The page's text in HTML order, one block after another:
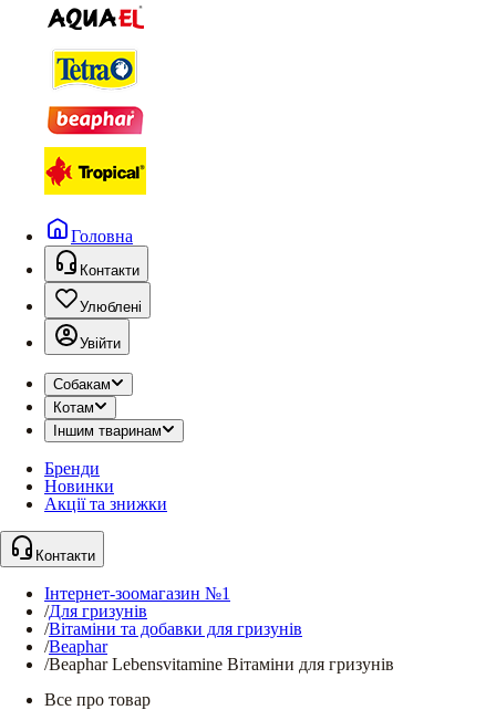
Головна
Контакти
Улюблені
Увійти
Собакам
Котам
Іншим тваринам
Бренди
Новинки
Акції та знижки
Контакти
Інтернет-зоомагазин №1
/Для гризунів
/Вітаміни та добавки для гризунів
/Beaphar
/Beaphar Lebensvitamine Вітаміни для гризунів
Все про товар